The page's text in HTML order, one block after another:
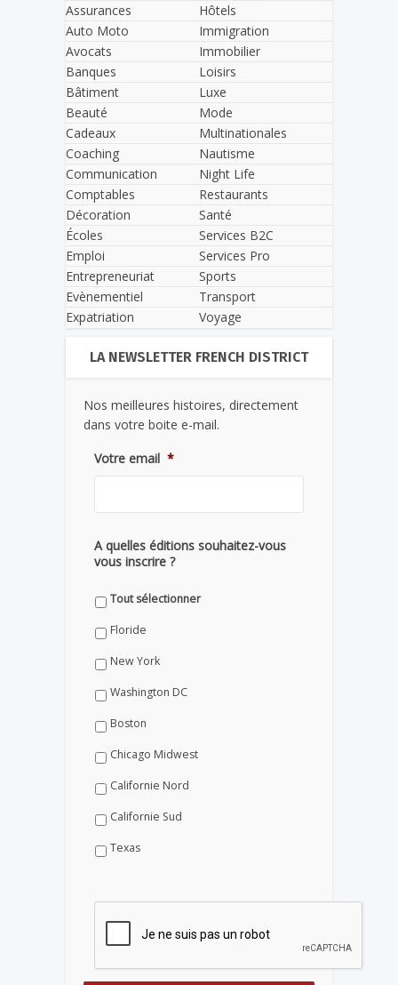
Assurances
Auto Moto
Avocats
Banques
Bâtiment
Beauté
Cadeaux
Coaching
Communication
Comptables
Décoration
Écoles
Emploi
Entrepreneuriat
Evènementiel
Expatriation
Hôtels
Immigration
Immobilier
Loisirs
Luxe
Mode
Multinationales
Nautisme
Night Life
Restaurants
Santé
Services B2C
Services Pro
Sports
Transport
Voyage
LA NEWSLETTER FRENCH DISTRICT
Nos meilleures histoires, directement
dans votre boite e-mail.
Votre email *
A quelles éditions souhaitez-vous
vous inscrire ?
Tout sélectionner
Floride
New York
Washington DC
Boston
Chicago Midwest
Californie Nord
Californie Sud
Texas